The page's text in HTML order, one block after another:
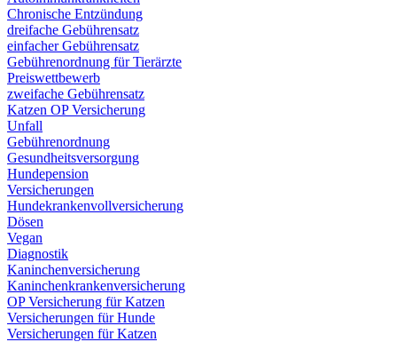
Chronische Entzündung
dreifache Gebührensatz
einfacher Gebührensatz
Gebührenordnung für Tierärzte
Preiswettbewerb
zweifache Gebührensatz
Katzen OP Versicherung
Unfall
Gebührenordnung
Gesundheitsversorgung
Hundepension
Versicherungen
Hundekrankenvollversicherung
Dösen
Vegan
Diagnostik
Kaninchenversicherung
Kaninchenkrankenversicherung
OP Versicherung für Katzen
Versicherungen für Hunde
Versicherungen für Katzen